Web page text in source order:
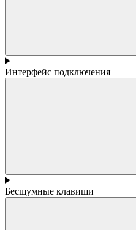
Интерфейс подключения
Бесшумные клавиши